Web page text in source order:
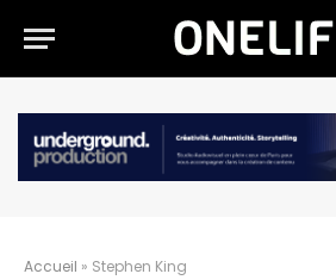
Accueil » Stephen King